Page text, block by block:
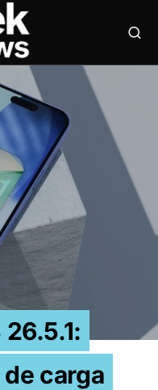
carga